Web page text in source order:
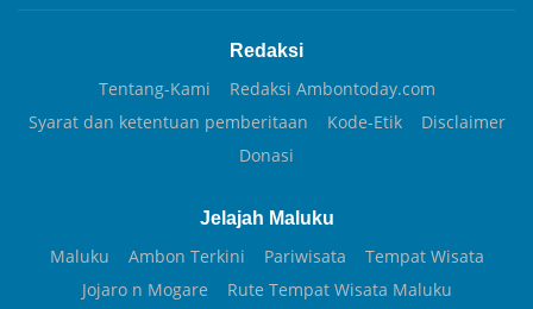
Redaksi
Tentang-Kami
Redaksi Ambontoday.com
Syarat dan ketentuan pemberitaan
Kode-Etik
Disclaimer
Donasi
Jelajah Maluku
Maluku Ambon Terkini Pariwisata
Tempat Wisata
Jojaro n Mogare
Rute Tempat Wisata Maluku